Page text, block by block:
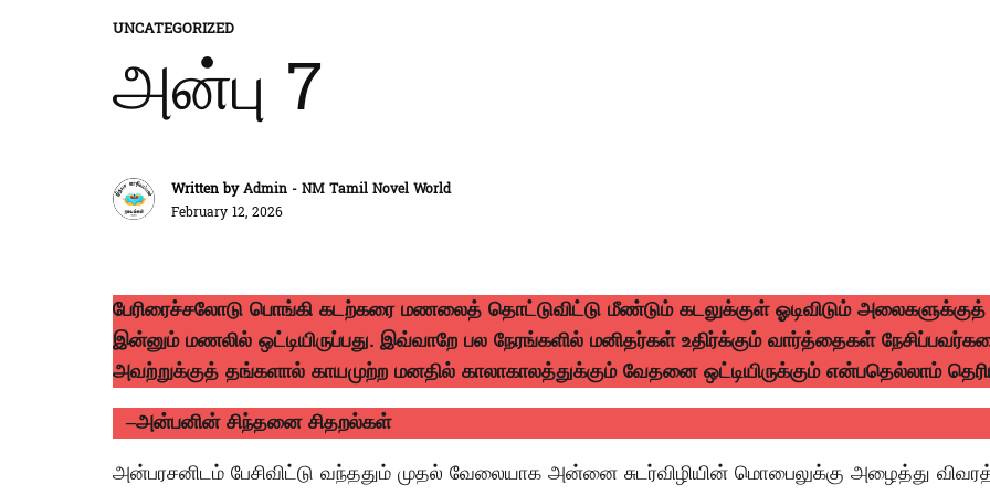
UNCATEGORIZED
அன்பு 7
Written byAdmin - NM Tamil Novel World
February 12, 2026
பேரிரைச்சலோடு பொங்கி கடற்கரை மணலைத் தொட்டுவிட்டு மீண்டும் கடலுக்குள் ஓடிவிடும்
இன்னும் மணலில் ஒட்டியிருப்பது. இவ்வாறே பல நேரங்களில் மனிதர்கள் உதிர்க்கும் வார்த்தைகள்
அவற்றுக்குத் தங்களால் காயமுற்ற மனதில் காலாகாலத்துக்கும் வேதனை ஒட்டியிருக்கும் என்பதெல்லாம்
–அன்பனின் சிந்தனை சிதறல்கள்
அன்பரசனிடம் பேசிவிட்டு வந்ததும் முதல் வேலையாக அன்னை சுடர்விழியின் மொபைலுக்கு அழைத்து